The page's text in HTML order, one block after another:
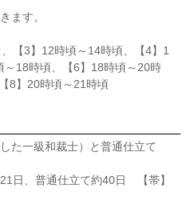
ます。
【3】12時頃～14時頃、【4】1
18時頃、【6】18時頃～20時
8】20時頃～21時頃
た一級和裁士）と普通仕立て
日、普通仕立て約40日 【帯】